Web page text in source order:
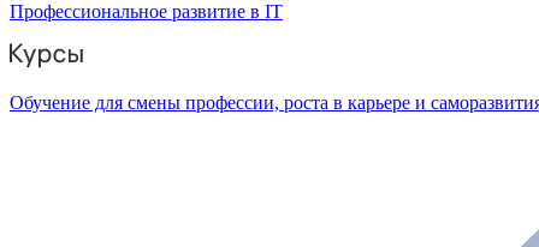
Профессиональное развитие в IT
Обучение для смены профессии, роста в карьере и